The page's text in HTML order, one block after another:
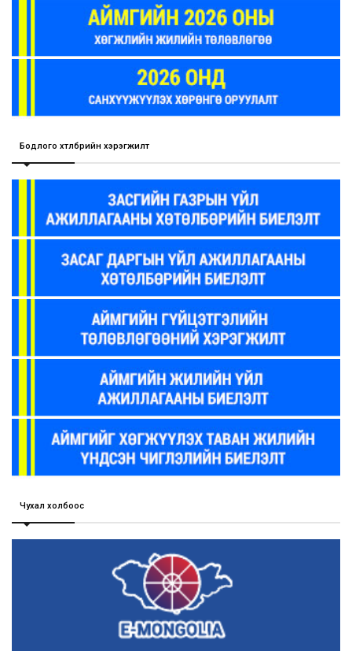
Бодлого хөтөлбөрийн хэрэгжилт
Чухал холбоос